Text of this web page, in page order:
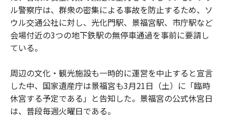
ル警察庁は、群衆の密集による事故を防止するため、ソ
ウル交通公社に対し、光化門駅、景福宮駅、市庁駅など
会場付近の3つの地下鉄駅の無停車通過を事前に要請し
ている。
周辺の文化・観光施設も一時的に運営を中止すると宣言
した中、国家遺産庁は景福宮も3月21日（土）に「臨時
休宮する予定である」と告知した。景福宮の公式休宮日
は、普段毎週火曜日である。